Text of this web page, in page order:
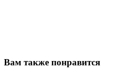
Вам также понравится